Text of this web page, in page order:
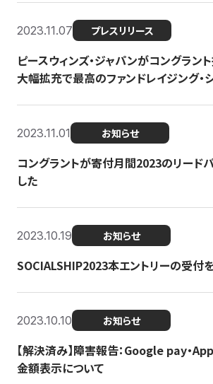
2023.11.07 プレスリリース
ピースウィンズ・ジャパンがコングラン
大幅拡充で最高のファンドレイジング・
2023.11.01 お知らせ
コングラントが寄付月間2023のリード
した
2023.10.19 お知らせ
SOCIALSHIP2023本エントリーの受付を
2023.10.10 お知らせ
【解決済み】障害報告：Google pay・
金額表示について